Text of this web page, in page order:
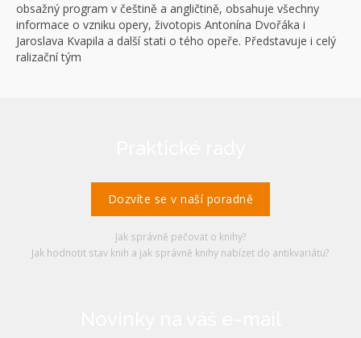
obsažný program v češtině a angličtině, obsahuje všechny
informace o vzniku opery, životopis Antonína Dvořáka i
Jaroslava Kvapila a další stati o tého opeře. Představuje i celý
ralizační tým
Dozvíte se v naší poradně
Jak správně pečovat o knihy?
Jak hodnotit stav knih a jak správně knihy nabízet do antikvariátu?